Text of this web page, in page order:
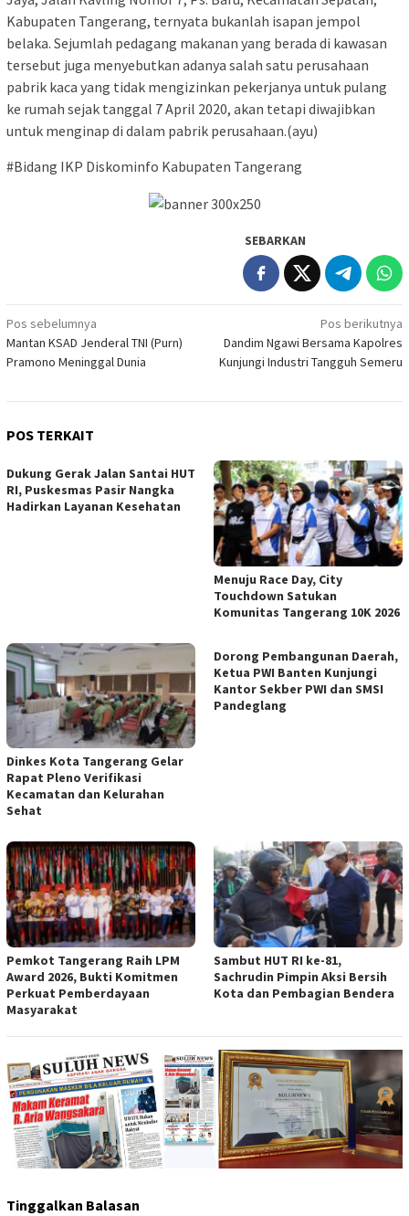
Kabupaten Tangerang, ternyata bukanlah isapan jempol
belaka. Sejumlah pedagang makanan yang berada di kawasan
tersebut juga menyebutkan adanya salah satu perusahaan
pabrik kaca yang tidak mengizinkan pekerjanya untuk pulang
ke rumah sejak tanggal 7 April 2020, akan tetapi diwajibkan
untuk menginap di dalam pabrik perusahaan.(ayu)
#Bidang IKP Diskominfo Kabupaten Tangerang
SEBARKAN
Navigasi
pos
Pos sebelumnya
Mantan KSAD Jenderal TNI (Purn)
Pramono Meninggal Dunia
Pos berikutnya
Dandim Ngawi Bersama Kapolres
Kunjungi Industri Tangguh Semeru
POS TERKAIT
Dukung Gerak Jalan Santai HUT
RI, Puskesmas Pasir Nangka
Hadirkan Layanan Kesehatan
Menuju Race Day, City
Touchdown Satukan
Komunitas Tangerang 10K 2026
Dinkes Kota Tangerang Gelar
Rapat Pleno Verifikasi
Kecamatan dan Kelurahan
Sehat
Dorong Pembangunan Daerah,
Ketua PWI Banten Kunjungi
Kantor Sekber PWI dan SMSI
Pandeglang
Pemkot Tangerang Raih LPM
Award 2026, Bukti Komitmen
Perkuat Pemberdayaan
Masyarakat
Sambut HUT RI ke-81,
Sachrudin Pimpin Aksi Bersih
Kota dan Pembagian Bendera
Tinggalkan Balasan